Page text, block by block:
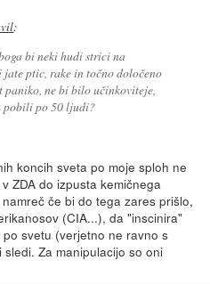
:
bi neki hudi strici na
ptic, rake in točno določeno
paniko, ne bi bilo učinkoviteje,
pobili po 50 ljudi?
koncih sveta po moje sploh ne
ZDA do izpusta kemičnega
če bi do tega zares prišlo,
(CIA...), da "inscinira"
svetu (verjetno ne ravno s
Za manipulacijo so oni